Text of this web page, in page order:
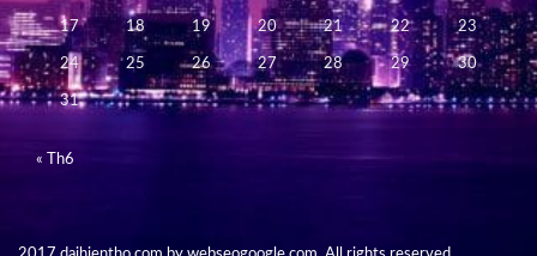
17 18 19 20 21 22 23
24 25 26 27 28 29 30
31
« Th6